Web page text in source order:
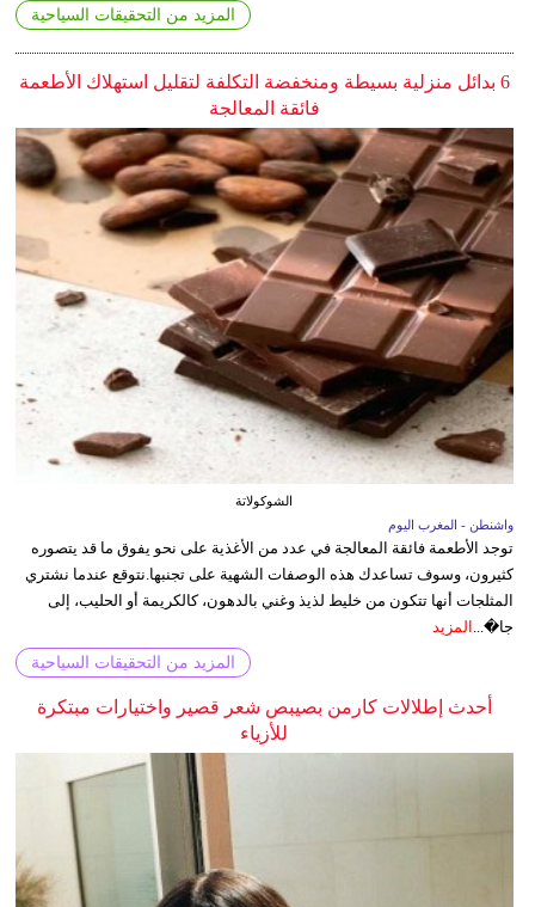
المزيد من التحقيقات السياحية
6 بدائل منزلية بسيطة ومنخفضة التكلفة لتقليل استهلاك الأطعمة
فائقة المعالجة
الشوكولاتة
واشنطن - المغرب اليوم
توجد الأطعمة فائقة المعالجة في عدد من الأغذية على نحو يفوق ما قد يتصوره
كثيرون، وسوف تساعدك هذه الوصفات الشهية على تجنبها.نتوقع عندما نشتري
المثلجات أنها تتكون من خليط لذيذ وغني بالدهون، كالكريمة أو الحليب، إلى
جا�... المزيد
المزيد من التحقيقات السياحية
أحدث إطلالات كارمن بصيبص شعر قصير واختيارات مبتكرة
للأزياء